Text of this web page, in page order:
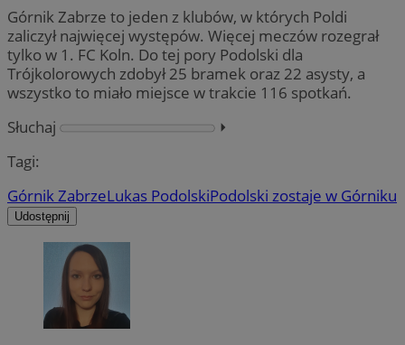
Górnik Zabrze to jeden z klubów, w których Poldi
zaliczył najwięcej występów. Więcej meczów rozegrał
tylko w 1. FC Koln. Do tej pory Podolski dla
Trójkolorowych zdobył 25 bramek oraz 22 asysty, a
wszystko to miało miejsce w trakcie 116 spotkań.
Słuchaj
⏵︎
Tagi:
Górnik ZabrzeLukas PodolskiPodolski zostaje w Górniku
Udostępnij